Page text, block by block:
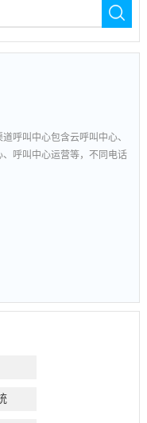
呼叫中心包含云呼叫中心、
呼叫中心运营等，不同电话